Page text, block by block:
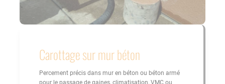
Carottage sur mur béton
Percement précis dans mur en béton ou béton armé
pour le passage de gaines, climatisation, VMC ou